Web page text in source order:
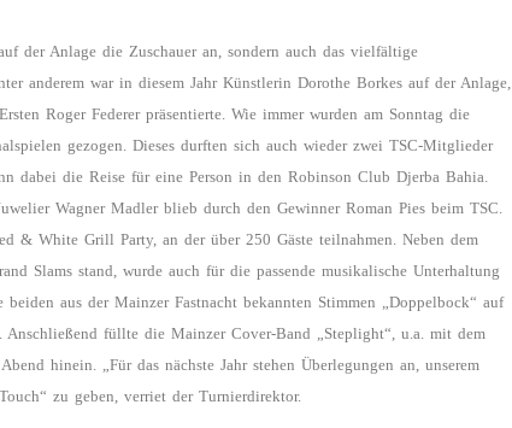
der Anlage die Zuschauer an, sondern auch das vielfältige
anderem war in diesem Jahr Künstlerin Dorothe Borkes auf der Anlage,
Roger Federer präsentierte. Wie immer wurden am Sonntag die
gezogen. Dieses durften sich auch wieder zwei TSC-Mitglieder
dabei die Reise für eine Person in den Robinson Club Djerba Bahia.
Wagner Madler blieb durch den Gewinner Roman Pies beim TSC.
& White Grill Party, an der über 250 Gäste teilnahmen. Neben dem
Slams stand, wurde auch für die passende musikalische Unterhaltung
beiden aus der Mainzer Fastnacht bekannten Stimmen „Doppelbock“ auf
füllte die Mainzer Cover-Band „Steplight“, u.a. mit dem
hinein. „Für das nächste Jahr stehen Überlegungen an, unserem
zu geben, verriet der Turnierdirektor.